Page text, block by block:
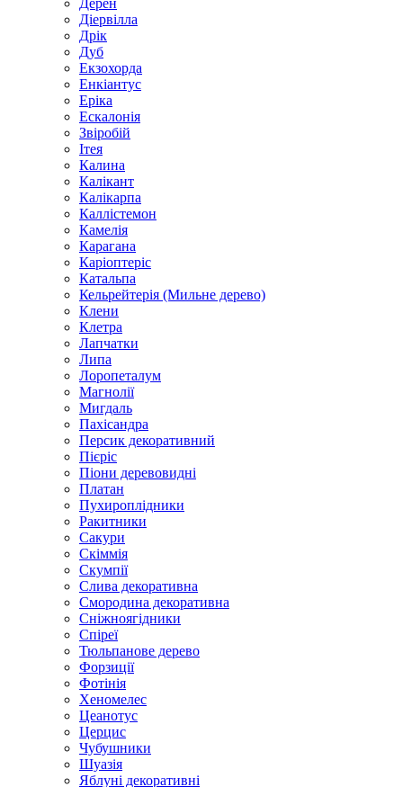
Дерен
Діервілла
Дрік
Дуб
Екзохорда
Енкіантус
Еріка
Ескалонія
Звіробій
Ітея
Калина
Калікант
Калікарпа
Каллістемон
Камелія
Карагана
Каріоптеріс
Катальпа
Кельрейтерія (Мильне дерево)
Клени
Клетра
Лапчатки
Липа
Лоропеталум
Магнолії
Мигдаль
Пахісандра
Персик декоративний
Пієріс
Піони деревовидні
Платан
Пухироплідники
Ракитники
Сакури
Скіммія
Скумпії
Слива декоративна
Смородина декоративна
Сніжноягідники
Спіреї
Тюльпанове дерево
Форзиції
Фотінія
Хеномелес
Цеанотус
Церцис
Чубушники
Шуазія
Яблуні декоративні